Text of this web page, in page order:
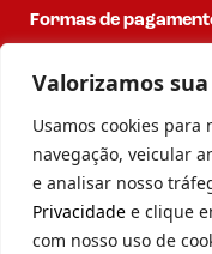
Valorizamos
Usamos cookies
navegação, veicular
e analisar nosso
Privacidade e clique
com nosso uso de
Formas de
© 2023 por Agência
–